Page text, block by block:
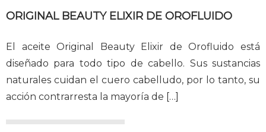
ORIGINAL BEAUTY ELIXIR DE OROFLUIDO
El aceite Original Beauty Elixir de Orofluido está
diseñado para todo tipo de cabello. Sus sustancias
naturales cuidan el cuero cabelludo, por lo tanto, su
acción contrarresta la mayoría de […]